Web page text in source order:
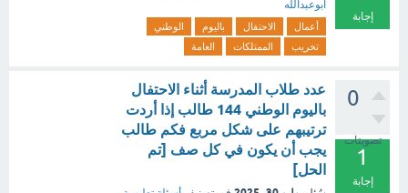
إجابة
ابوعبدالله
أعمال الاحتفال باليوم
الوطني
تخريب
الممتلكات العامة
0
تصويتات
1
إجابة
‏عدد طلاب المدرسة أثناء الاحتفال
باليوم الوطني 144 طالب إذا أردت
ترتيبهم على شكل مربع فكم طالب
يجب أن يكون في كل صف [تم
الحل]